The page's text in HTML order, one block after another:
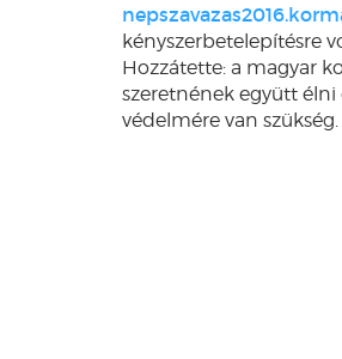
kényszerbetelepítésre
Hozzátette: a magyar
szeretnének együtt
védelmére van szükség.